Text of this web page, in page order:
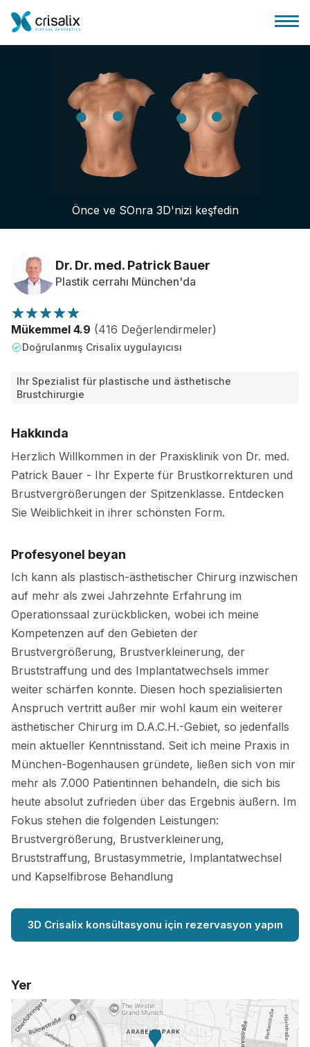
Cerrah ana sayfası
3D İş Platformu
Hasta incelemeleri
Önce ve SOnra 3D'nizi keşfedin
Dr. Dr. med. Patrick Bauer
Plastik cerrahı München'da
Mükemmel 4.9 (416 Değerlendirmeler)
Doğrulanmış Crisalix uygulayıcısı
Ihr Spezialist für plastische und ästhetische
Brustchirurgie
Hakkında
Herzlich Willkommen in der Praxisklinik von Dr. med.
Patrick Bauer - Ihr Experte für Brustkorrekturen und
Brustvergrößerungen der Spitzenklasse. Entdecken
Sie Weiblichkeit in ihrer schönsten Form.
Profesyonel beyan
Ich kann als plastisch-ästhetischer Chirurg inzwischen
auf mehr als zwei Jahrzehnte Erfahrung im
Operationssaal zurückblicken, wobei ich meine
Kompetenzen auf den Gebieten der
Brustvergrößerung, Brustverkleinerung, der
Bruststraffung und des Implantatwechsels immer
weiter schärfen konnte. Diesen hoch spezialisierten
Anspruch vertritt außer mir wohl kaum ein weiterer
ästhetischer Chirurg im D.A.C.H.-Gebiet, so jedenfalls
mein aktueller Kenntnisstand. Seit ich meine Praxis in
München-Bogenhausen gründete, ließen sich von mir
mehr als 7.000 Patientinnen behandeln, die sich bis
heute absolut zufrieden über das Ergebnis äußern. Im
Fokus stehen die folgenden Leistungen:
Brustvergrößerung, Brustverkleinerung,
Bruststraffung, Brustasymmetrie, Implantatwechsel
und Kapselfibrose Behandlung
3D Crisalix konsültasyonu için rezervasyon yapın
Yer